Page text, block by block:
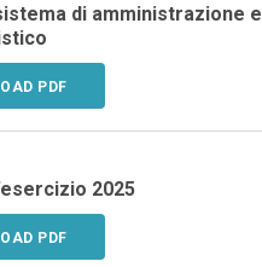
di amministrazione e
PDF
2025
PDF